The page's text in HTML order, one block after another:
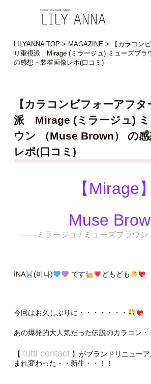
LILYANNA TOP > MAGAZINE>
【カラコン
り重視派 Mirage (ミラージュ) ミューズブラ
の感想・装着画像レポ(口コミ)
【カラコンビフォーアフタ
派 Mirage (ミラージュ) ミ
ウン （Muse Brown） の
レポ(口コミ)
【Mirage】
Muse
───ミラージュ / ミューズブラウ
INA (이나) です どもども
今回はお久しぶりに・・・・・・・
あの爆発的大人気だった伝説のカラコン・
【 tutti contact】がブランドリニュー
まれ変わった・・新生・・！！